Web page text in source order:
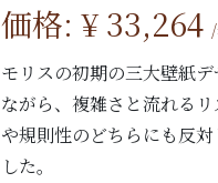
価格: ¥33,264
モリスの初期の三大壁紙
ながら、複雑さと流れる
や規則性のどちらにも反
した。